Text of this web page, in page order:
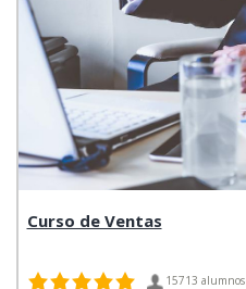
Curso de Ventas
15713 alumnos